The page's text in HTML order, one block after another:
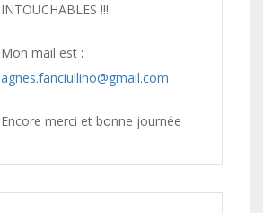
INTOUCHABLES !!!
Mon mail est :
agnes.fanciullino@gmail.com
Encore merci et bonne journée